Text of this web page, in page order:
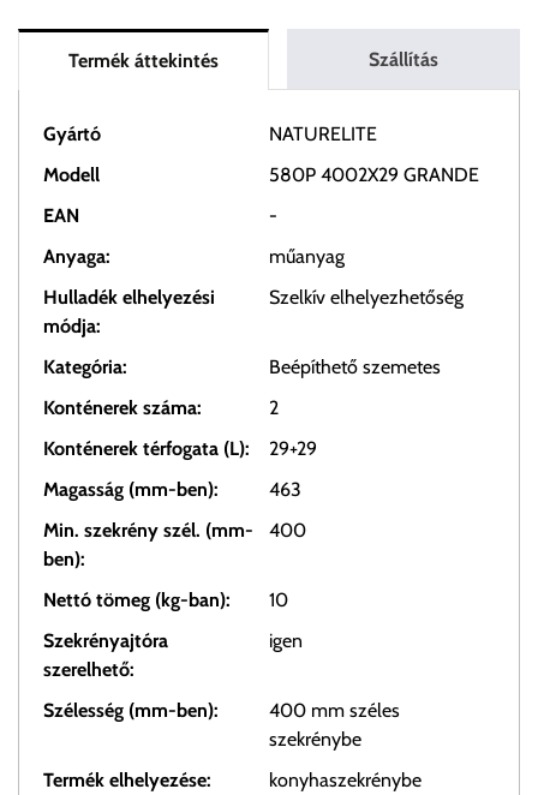
Termék áttekintés Szállítás
Gyártó
NATURELITE
Modell
580P 4002X29 GRANDE
EAN
-
Anyaga:
műanyag
Hulladék elhelyezési
módja:
Szelkív elhelyezhetőség
Kategória:
Beépíthető szemetes
Konténerek száma:
2
Konténerek térfogata (L):
29+29
Magasság (mm-ben):
463
Min. szekrény szél. (mm-
ben):
400
Nettó tömeg (kg-ban):
10
Szekrényajtóra
szerelhető:
igen
Szélesség (mm-ben):
400 mm széles
szekrénybe
Termék elhelyezése:
konyhaszekrénybe